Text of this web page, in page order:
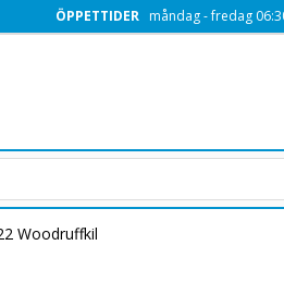
ÖPPETTIDER måndag - fredag
Woodruffkil